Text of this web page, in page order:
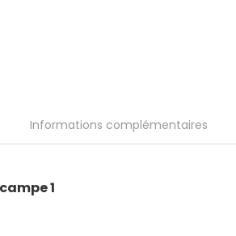
Informations complémentaires
1